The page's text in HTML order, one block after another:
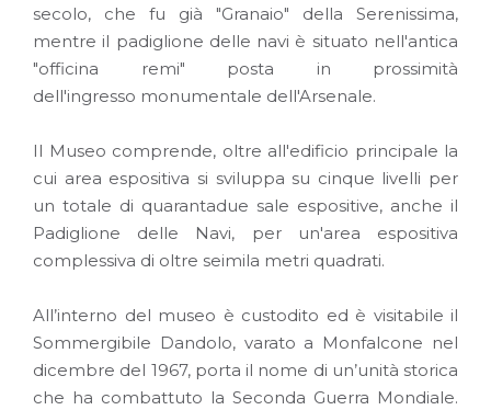
secolo, che fu già "Granaio" della Serenissima,
mentre il padiglione delle navi è situato nell'antica
"officina remi" posta in prossimità
dell'ingresso monumentale dell'Arsenale.
Il Museo comprende, oltre all'edificio principale la
cui area espositiva si sviluppa su cinque livelli per
un totale di quarantadue sale espositive, anche il
Padiglione delle Navi, per un'area espositiva
complessiva di oltre seimila metri quadrati.
All’interno del museo è custodito ed è visitabile il
Sommergibile Dandolo, varato a Monfalcone nel
dicembre del 1967, porta il nome di un’unità storica
che ha combattuto la Seconda Guerra Mondiale.